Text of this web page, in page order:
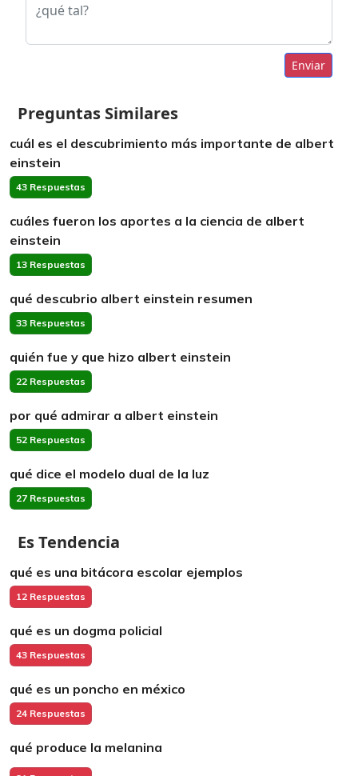
Enviar
Preguntas Similares
cuál es el descubrimiento más importante de albert
einstein
43 Respuestas
cuáles fueron los aportes a la ciencia de albert
einstein
13 Respuestas
qué descubrio albert einstein resumen
33 Respuestas
quién fue y que hizo albert einstein
22 Respuestas
por qué admirar a albert einstein
52 Respuestas
qué dice el modelo dual de la luz
27 Respuestas
Es Tendencia
qué es una bitácora escolar ejemplos
12 Respuestas
qué es un dogma policial
43 Respuestas
qué es un poncho en méxico
24 Respuestas
qué produce la melanina